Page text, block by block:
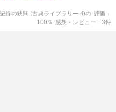
録の狭間 (古典ライブラリー 4)の 評価
100 ％ 感想・レビュー 3件